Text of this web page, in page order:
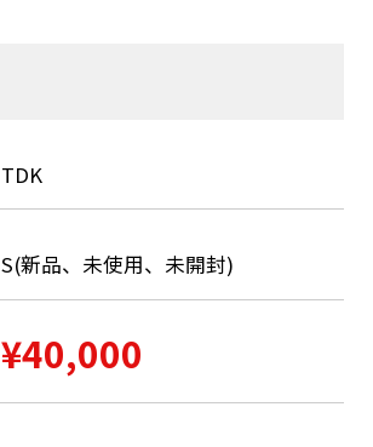
TDK
S(新品、未使用、未開封)
¥40,000